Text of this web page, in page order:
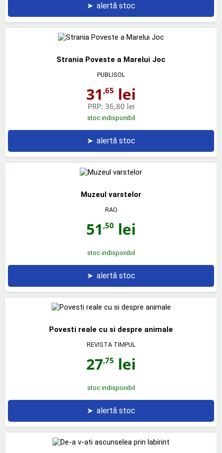
➤ alertă stoc
Strania Poveste a Marelui Joc
PUBLISOL
31 ,65 lei
PRP: 36,80 lei
stoc indisponibil
➤ alertă stoc
Muzeul varstelor
RAO
51 ,50 lei
stoc indisponibil
➤ alertă stoc
Povesti reale cu si despre animale
REVISTA TIMPUL
27,75 lei
stoc indisponibil
➤ alertă stoc